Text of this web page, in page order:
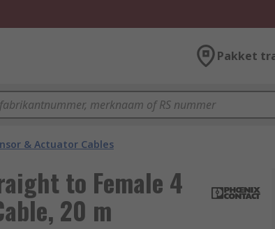
Pakket
& Actuator Cables
to Female 4
20 m